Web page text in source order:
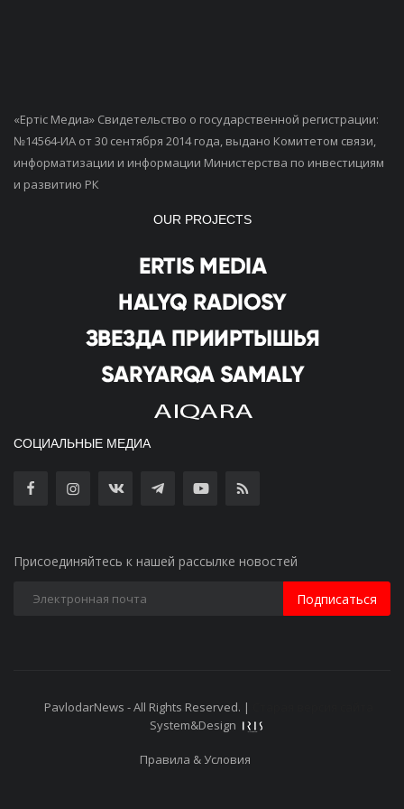
«Ертiс Медиа» Свидетельство о государственной регистрации:
№14564-ИА от 30 сентября 2014 года, выдано Комитетом связи,
информатизации и информации Министерства по инвестициям
и развитию РК
OUR PROJECTS
СОЦИАЛЬНЫЕ МЕДИА
Присоединяйтесь к нашей рассылке новостей
Подписаться
PavlodarNews - All Rights Reserved. |
System&Design
Правила & Условия